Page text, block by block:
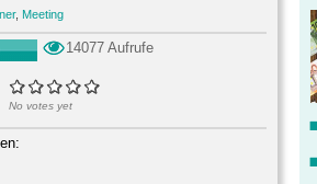
, Meeting
14077 Aufrufe
No votes yet